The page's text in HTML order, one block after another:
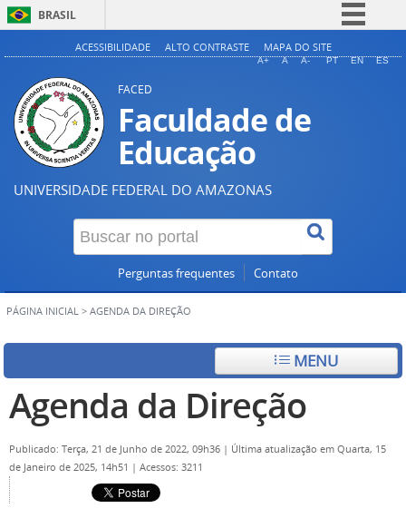
BRASIL
Simplifique!
Acesso à informação
Canais
ACESSIBILIDADE ALTO CONTRASTE MAPA DO SITE
A+ A A- PT EN ES
FACED
Faculdade de
Educação
UNIVERSIDADE FEDERAL DO AMAZONAS
Perguntas frequentes Contato
PÁGINA INICIAL > AGENDA DA DIREÇÃO
MENU
Agenda da Direção
Publicado: Terça, 21 de Junho de 2022, 09h36 | Última atualização em Quarta, 15
de Janeiro de 2025, 14h51 | Acessos: 3211